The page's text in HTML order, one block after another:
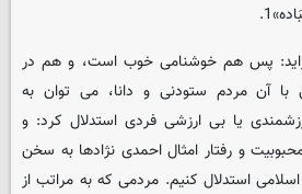
پس هم خوشنامی خوب است، و هم در
با آن مردم ستودنی و دانا، می توان به
یا بی ارزشی فردی استدلال کرد: و
و رفتار امثال احمدی نژادها به سخن
استدلال کنیم. مردمی که به مراتب از